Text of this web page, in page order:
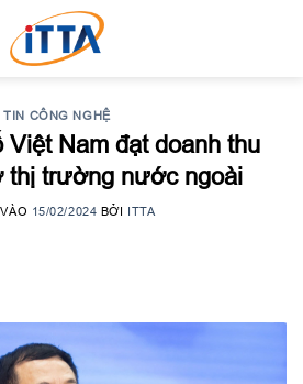
TIN CÔNG NGHỆ
Việt Nam đạt doanh thu
thị trường nước ngoài
15/02/2024 BỞI ITTA